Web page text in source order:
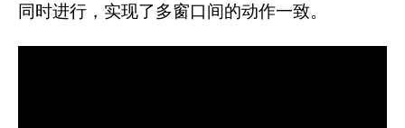
同时进行，实现了多窗口间的动作一致。